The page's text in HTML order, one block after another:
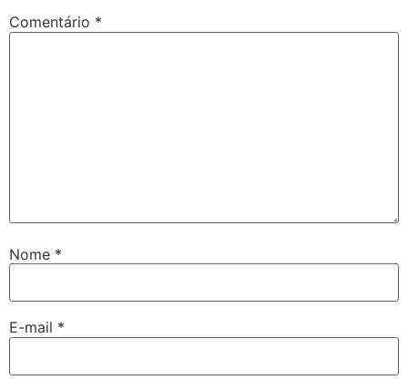
Comentário *
Nome *
E-mail *